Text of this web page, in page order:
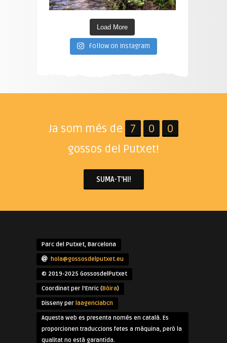
Load More
Follow on Instagram
Ja som més de 7 0
0
gossos del Putxet!
SUMA-T'HI!
Parc del Putxet, Barcelona
hola@gossosdelputxet.eu
© 2019-2025 GossosdelPutxet
Coordinat per l'Enric (Bòira)
Disseny per laagenciabcn
Aquesta web es presenta només en català. Es
proporcionen traduccions fetes a màquina, però la
qualitat no està garantida.